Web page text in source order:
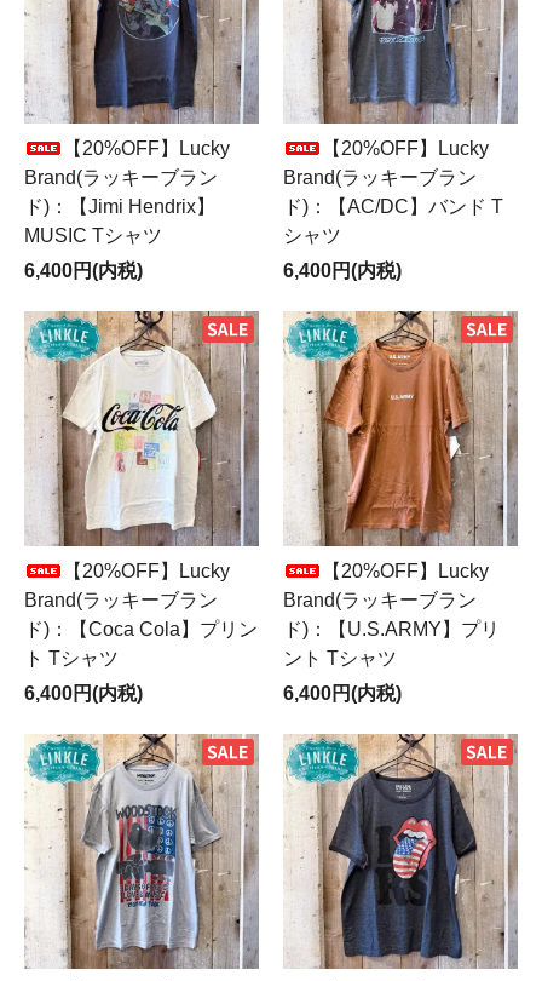
【20%OFF】Lucky
Brand(ラッキーブラン
ド)：【Jimi Hendrix】
MUSIC Tシャツ
6,400円(内税)
【20%OFF】Lucky
Brand(ラッキーブラン
ド)：【AC/DC】バンド T
シャツ
6,400円(内税)
【20%OFF】Lucky
Brand(ラッキーブラン
ド)：【Coca Cola】プリン
ト Tシャツ
6,400円(内税)
【20%OFF】Lucky
Brand(ラッキーブラン
ド)：【U.S.ARMY】プリ
ント Tシャツ
6,400円(内税)